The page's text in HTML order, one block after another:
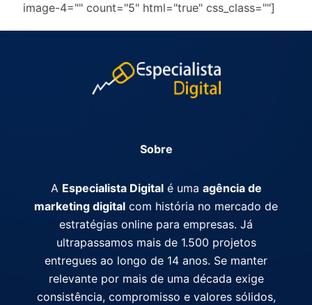
image-4="" count="5" html="true" css_class=""]
Sobre
A Especialista Digitalé uma agência de
marketing digital com história no mercado de
estratégias online para empresas. Já
ultrapassamos mais de 1.500 projetos
entregues ao longo de 14 anos. Se manter
relevante por mais de uma década exige
consistência, compromisso e valores sólidos,